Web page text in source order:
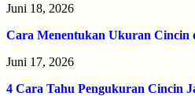
Juni 18, 2026
Cara Menentukan Ukuran Cincin
Juni 17, 2026
4 Cara Tahu Pengukuran Cincin